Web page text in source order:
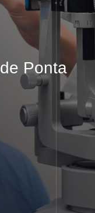
de Ponta